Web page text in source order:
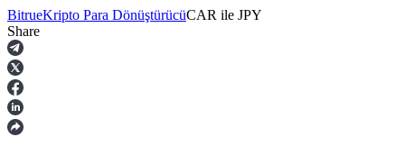
Vadeli İşlemler
BitrueKripto Para DönüştürücüCAR ile JPY
Share